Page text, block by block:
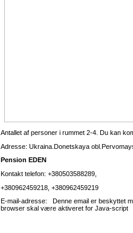
Antallet af personer i rummet 2-4. Du kan
Adresse: Ukraina.Donetskaya
Pension EDEN
Kontakt telefon: +380503588289,
+380962459218, +380962459219
E-mail-adresse: Denne email er beskyttet
browser skal være aktiveret for Java-script